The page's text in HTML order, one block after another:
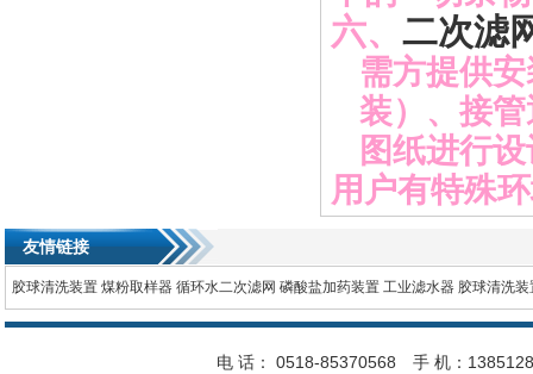
六、 二次滤
需方提供
装）、接
图纸进行
用户有特殊
友情链接
胶球清洗装置 煤粉取样器 循环水二次滤网 磷酸盐加药装置 工业滤水器 胶球清洗装
电 话： 0518-85370568 手 机：